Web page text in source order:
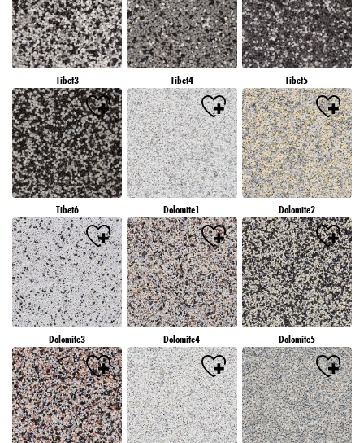
Tibet3 Tibet4 Tibet5
Tibet6 Dolomite1 Dolomite2
Dolomite3 Dolomite4 Dolomite5